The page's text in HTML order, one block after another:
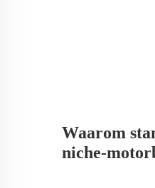
Waarom
niche-